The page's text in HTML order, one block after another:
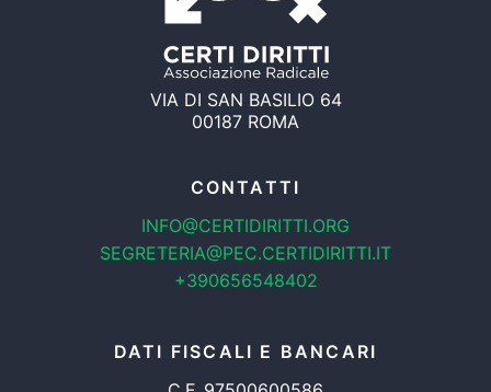
VIA DI SAN BASILIO 64
00187 ROMA
CONTATTI
INFO@CERTIDIRITTI.ORG
SEGRETERIA@PEC.CERTIDIRITTI.IT
+390656548402
DATI FISCALI E BANCARI